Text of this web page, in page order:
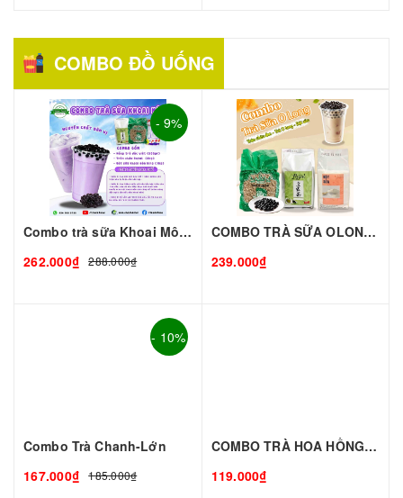
COMBO ĐỒ UỐNG
- 9%
Combo trà sữa Khoai Môn-Lớn
262.000₫
288.000₫
COMBO TRÀ SỮA OLONG Chuẩn Vị Đài Loan – Thơm Ngon Độc Đáo – Combo Tiện Lợi
239.000₫
- 10%
Combo Trà Chanh-Lớn
167.000₫
185.000₫
COMBO TRÀ HOA HỒNG - Thơm Ngon Mê Ly
119.000₫